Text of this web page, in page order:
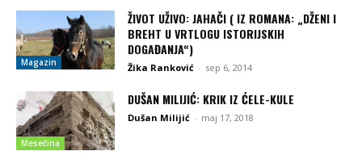
Magazin
ŽIVOT UŽIVO: JAHAČI ( IZ ROMANA: „DŽENI I
BREHT U VRTLOGU ISTORIJSKIH
DOGAĐANJA“)
Žika Ranković - sep 6, 2014
Mesečina
DUŠAN MILIJIĆ: KRIK IZ ĆELE-KULE
Dušan Milijić - maj 17, 2018